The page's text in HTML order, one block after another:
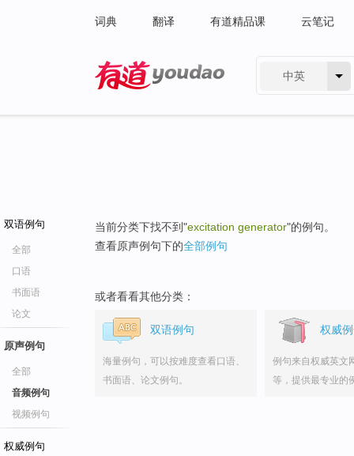
词典 翻译 有道精品课 云笔记
中英
双语例句
全部
口语
书面语
论文
原声例句
全部
音频例句
视频例句
权威例句
当前分类下找不到"excitation generator"的例句。
查看原声例句下的全部例句
或者看看其他分类：
双语例句
海量例句，可以按难度查看口语、
书面语、论文例句。
权威
例句来自权威英文
等，提供最专业的